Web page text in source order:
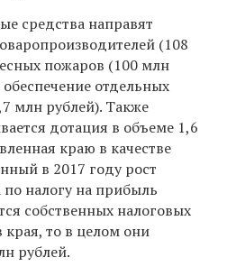
средства направят
(108
пожаров (100 млн
отдельных
млн рублей). Также
дотация в объеме 1,6
краю в качестве
в 2017 году рост
по налогу на прибыль
собственных налоговых
то в целом они
рублей.